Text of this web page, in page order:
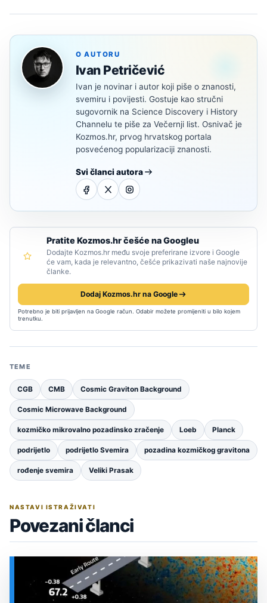
O AUTORU
Ivan Petričević
Ivan je novinar i autor koji piše o znanosti,
svemiru i povijesti. Gostuje kao stručni
sugovornik na Science Discovery i History
Channelu te piše za Večernji list. Osnivač je
Kozmos.hr, prvog hrvatskog portala
posvećenog popularizaciji znanosti.
Svi članci autora
Pratite Kozmos.hr češće na Googleu
Dodajte Kozmos.hr među svoje preferirane izvore i Google
će vam, kada je relevantno, češće prikazivati naše najnovije
članke.
Dodaj Kozmos.hr na Google
Potrebno je biti prijavljen na Google račun. Odabir možete promijeniti u bilo kojem
trenutku.
TEME
CGB CMB Cosmic Graviton Background
Cosmic Microwave Background
kozmičko mikrovalno pozadinsko zračenje Loeb Planck
podrijetlo podrijetlo Svemira pozadina kozmičkog gravitona
rođenje svemira Veliki Prasak
NASTAVI ISTRAŽIVATI
Povezani članci